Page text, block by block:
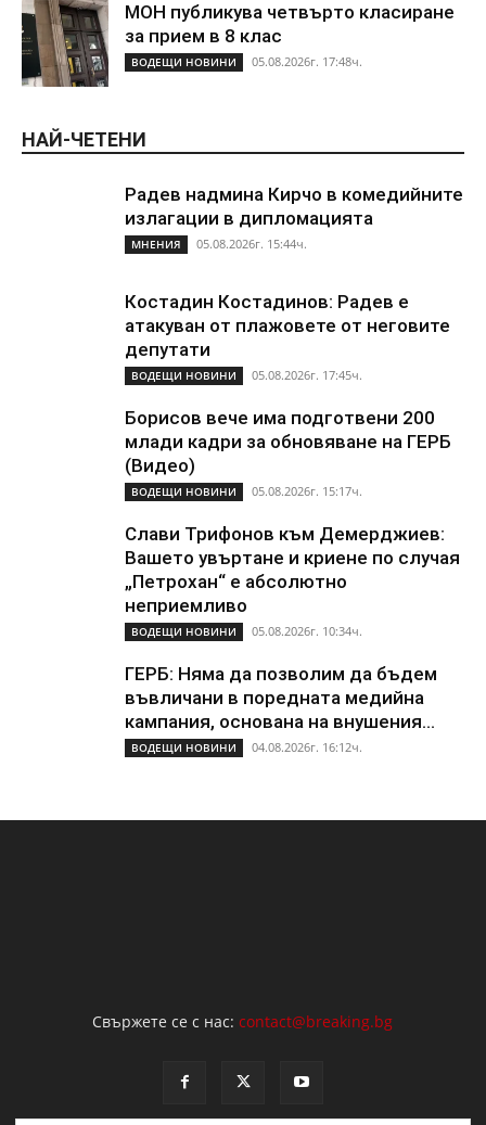
МОН публикува четвърто класиране
за прием в 8 клас
ВОДЕЩИ НОВИНИ 05.08.2026г. 17:48ч.
НАЙ-ЧЕТЕНИ
Радев надмина Кирчо в комедийните
излагации в дипломацията
МНЕНИЯ 05.08.2026г. 15:44ч.
Костадин Костадинов: Радев е
атакуван от плажoвете от неговите
депутати
ВОДЕЩИ НОВИНИ 05.08.2026г. 17:45ч.
Борисов вече има подготвени 200
млади кадри за обновяване на ГЕРБ
(Видео)
ВОДЕЩИ НОВИНИ 05.08.2026г. 15:17ч.
Слави Трифонов към Демерджиев:
Вашето увъртане и криене по случая
„Петрохан“ е абсолютно
неприемливо
ВОДЕЩИ НОВИНИ 05.08.2026г. 10:34ч.
ГЕРБ: Няма да позволим да бъдем
въвличани в поредната медийна
кампания, основана на внушения...
ВОДЕЩИ НОВИНИ 04.08.2026г. 16:12ч.
Свържете се с нас:contact@breaking.bg